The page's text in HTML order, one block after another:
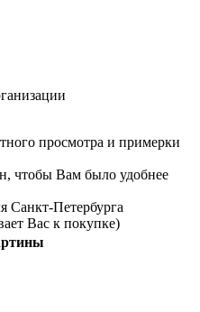
просмотра и примерки
чтобы Вам было удобнее
Санкт-Петербурга
Вас к покупке)